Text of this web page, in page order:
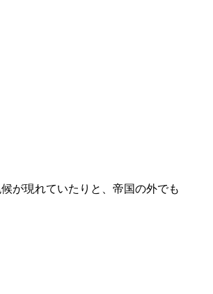
が現れていたりと、帝国の外でも